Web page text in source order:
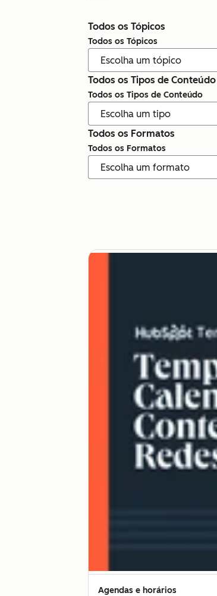
Todos os Tópicos
Todos os Tópicos
Todos os Tipos de Conteúdo
Todos os Tipos de Conteúdo
Todos os Formatos
Todos os Formatos
Agendas e horários